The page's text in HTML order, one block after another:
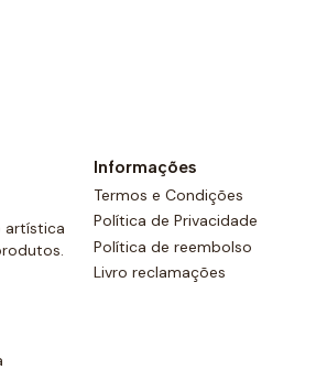
artística
Informações
Termos e Condições
Política de Privacidade
Política de reembolso
Livro reclamações